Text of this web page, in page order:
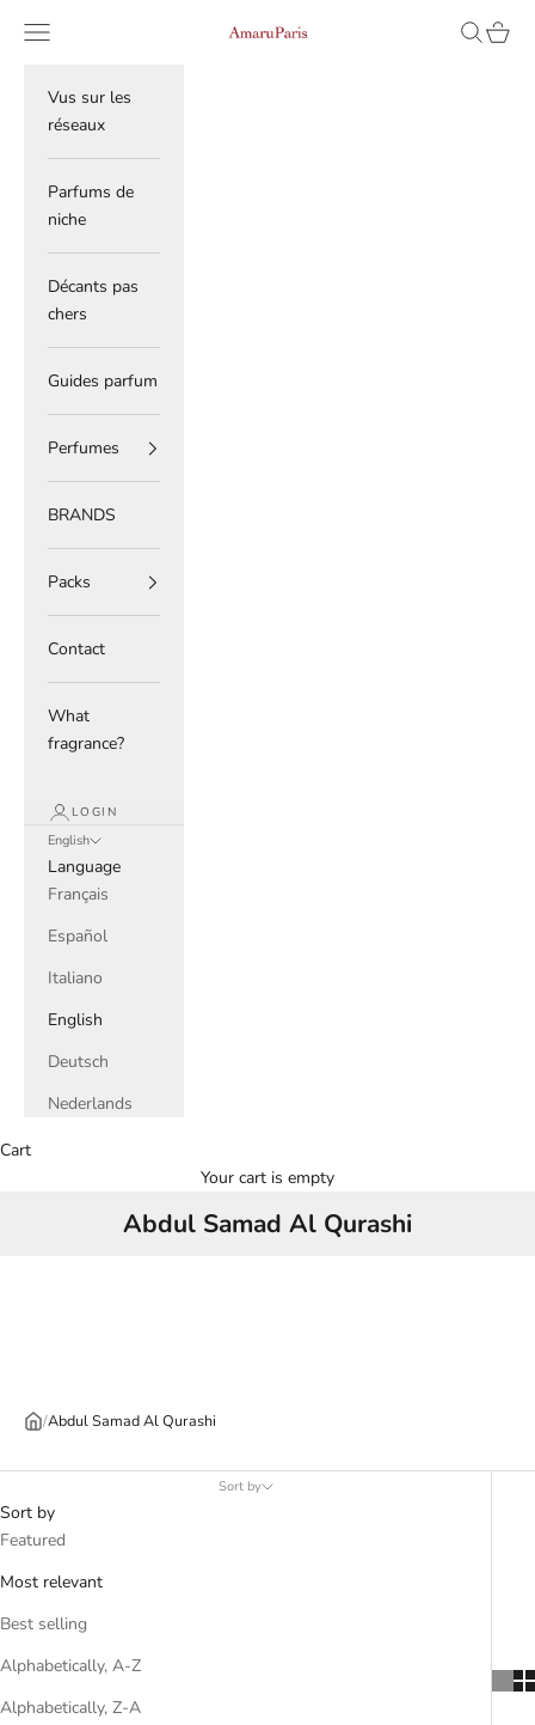
AmaruParis
Navigation menu Search
Cart
Vus sur les
réseaux
Parfums de
niche
Décants pas
chers
Guides parfum
Perfumes
BRANDS
Packs
Contact
What
fragrance?
LOGIN
English
Language
Français
Español
Italiano
English
Deutsch
Nederlands
Cart
Your cart is empty
Abdul Samad Al Qurashi
/Abdul Samad Al Qurashi
Sort by
Sort by
Featured
Most relevant
Best selling
Alphabetically, A-Z
Alphabetically, Z-A